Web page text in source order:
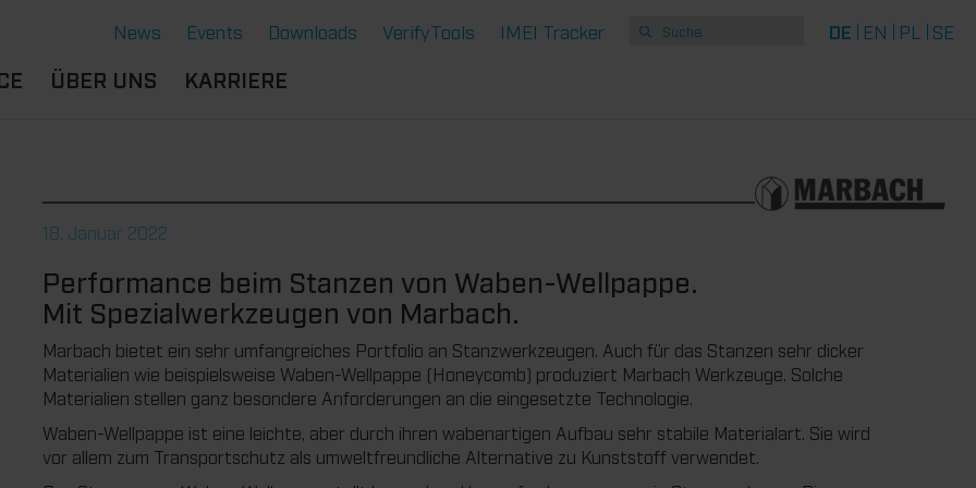
News Events Downloads VerifyTools IMEI Tracker DE EN PL SE
THERMOFORMEN
THERMOFORMEN
ÜBER UNS KARRIERE
STUDIUM
DU BIST
STUDENT:IN
BENEFITS
18. Januar 2022
Performance beim Stanzen von Waben-Wellpappe.
Mit Spezialwerkzeugen von Marbach.
Marbach bietet ein sehr umfangreiches Portfolio an Stanzwerkzeugen. Auch für das Stanzen sehr dicker
Materialien wie beispielsweise Waben-Wellpappe (Honeycomb) produziert Marbach Werkzeuge. Solche
Materialien stellen ganz besondere Anforderungen an die eingesetzte Technologie.
Waben-Wellpappe ist eine leichte, aber durch ihren wabenartigen Aufbau sehr stabile Materialart. Sie wird
vor allem zum Transportschutz als umweltfreundliche Alternative zu Kunststoff verwendet.